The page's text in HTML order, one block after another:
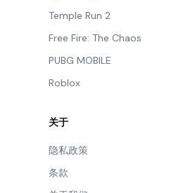
Temple Run 2
Free Fire: The Chaos
PUBG MOBILE
Roblox
关于
隐私政策
条款